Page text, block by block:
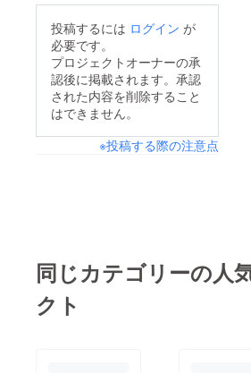
投稿するには ログイン が
必要です。
プロジェクトオーナーの承
認後に掲載されます。承認
された内容を削除すること
はできません。
※投稿する際の注意点
同じカテゴリーの人
クト